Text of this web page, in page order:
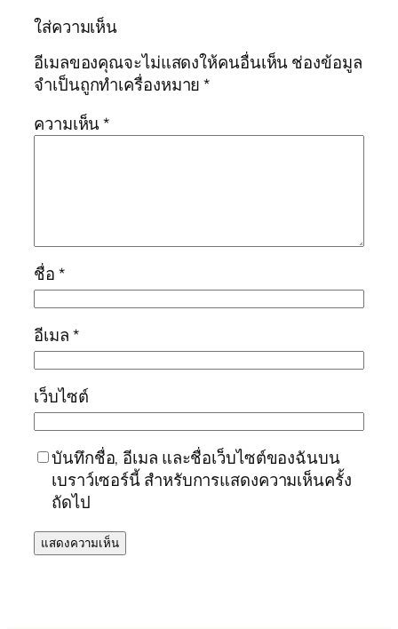
ใส่ความเห็น
อีเมลของคุณจะไม่แสดงให้คนอื่นเห็นช่องข้อมูล
จำเป็นถูกทำเครื่องหมาย*
ความเห็น*
ชื่อ*
อีเมล*
เว็บไซต์
บันทึกชื่อ, อีเมล และชื่อเว็บไซต์ของฉันบน
เบราว์เซอร์นี้ สำหรับการแสดงความเห็นครั้ง
ถัดไป